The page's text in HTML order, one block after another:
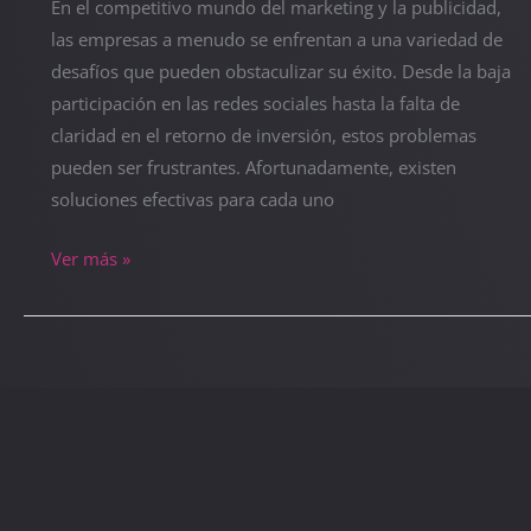
En el competitivo mundo del marketing y la publicidad,
las empresas a menudo se enfrentan a una variedad de
desafíos que pueden obstaculizar su éxito. Desde la baja
participación en las redes sociales hasta la falta de
claridad en el retorno de inversión, estos problemas
pueden ser frustrantes. Afortunadamente, existen
soluciones efectivas para cada uno
Ver más »